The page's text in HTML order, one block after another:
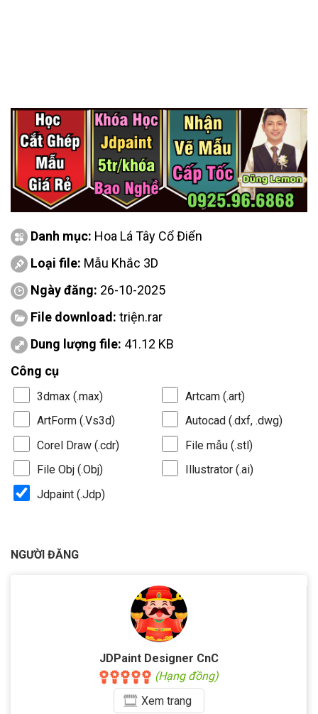
Danh mục: Hoa Lá Tây Cổ Điển
Loại file: Mẫu Khắc 3D
Ngày đăng: 26-10-2025
File download: triện.rar
Dung lượng file: 41.12 KB
Công cụ
3dmax (.max)
Artcam (.art)
ArtForm (.Vs3d)
Autocad (.dxf, .dwg)
Corel Draw (.cdr)
File mẫu (.stl)
File Obj (.Obj)
Illustrator (.ai)
Jdpaint (.Jdp)
NGƯỜI ĐĂNG
JDPaint Designer CnC
(Hạng đồng)
Xemtrang